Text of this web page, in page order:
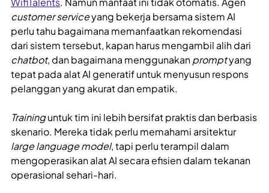
customer serviceyang bekerja bersama sistem AI
perlu tahu bagaimana memanfaatkan rekomendasi
dari sistem tersebut, kapan harus mengambil alih dari
chatbot, dan bagaimana menggunakanpromptyang
tepat pada alat AI generatif untuk menyusun respons
pelanggan yang akurat dan empatik.
Traininguntuk tim ini lebih bersifat praktis dan berbasis
skenario. Mereka tidak perlu memahami arsitektur
large language model, tapi perlu terampil dalam
mengoperasikan alat AI secara efisien dalam tekanan
operasional sehari-hari.